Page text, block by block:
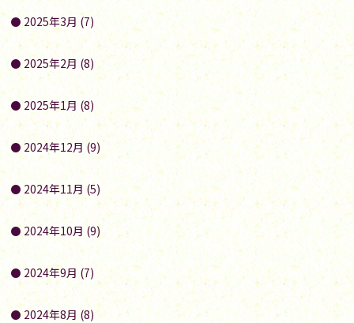
2025年3月 (7)
2025年2月 (8)
2025年1月 (8)
2024年12月 (9)
2024年11月 (5)
2024年10月 (9)
2024年9月 (7)
2024年8月 (8)